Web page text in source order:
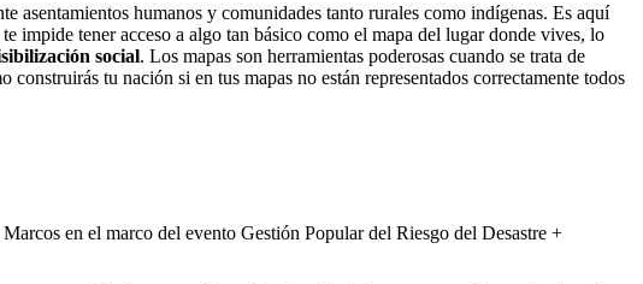
asentamientos humanos y comunidades tanto rurales como indígenas. Es aquí
impide tener acceso a algo tan básico como el mapa del lugar donde vives, lo
social. Los mapas son herramientas poderosas cuando se trata de
tu nación si en tus mapas no están representados correctamente todos
en el marco del evento Gestión Popular del Riesgo del Desastre +